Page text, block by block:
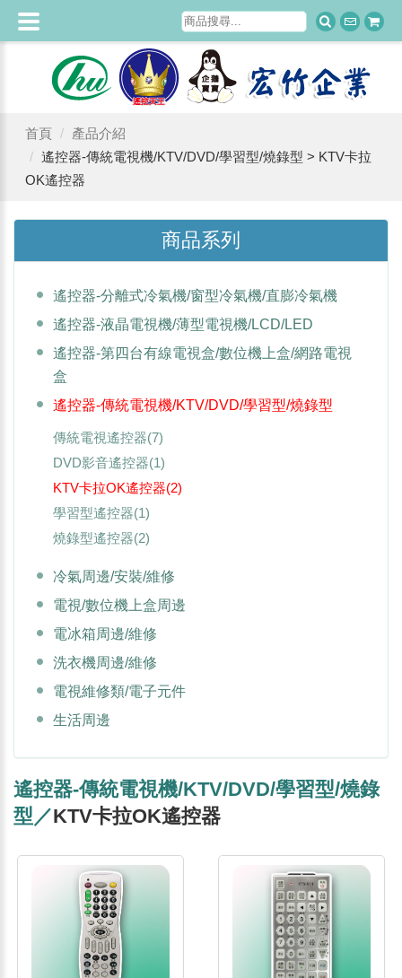
首頁
產品介紹
遙控器-傳統電視機/KTV/DVD/學習型/燒錄型 > KTV卡拉
OK遙控器
商品系列
遙控器-分離式冷氣機/窗型冷氣機/直膨冷氣機
遙控器-液晶電視機/薄型電視機/LCD/LED
遙控器-第四台有線電視盒/數位機上盒/網路電視
盒
遙控器-傳統電視機/KTV/DVD/學習型/燒錄型
傳統電視遙控器(7)
DVD影音遙控器(1)
KTV卡拉OK遙控器(2)
學習型遙控器(1)
燒錄型遙控器(2)
冷氣周邊/安裝/維修
電視/數位機上盒周邊
電冰箱周邊/維修
洗衣機周邊/維修
電視維修類/電子元件
生活周邊
遙控器-傳統電視機/KTV/DVD/學習型/燒錄
型／KTV卡拉OK遙控器